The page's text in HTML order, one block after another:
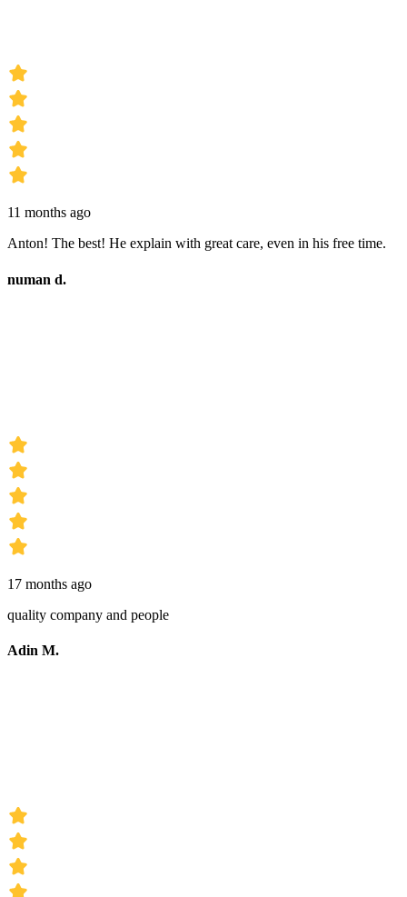
11 months ago
Anton! The best! He explain with great care, even in his free time.
numan d.
17 months ago
quality company and people
Adin M.